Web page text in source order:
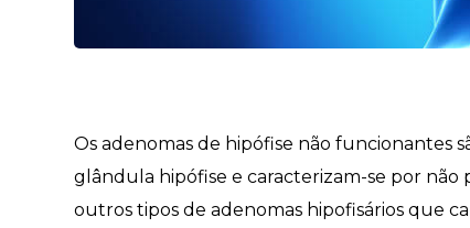
Os adenomas de hipófise não funcionantes
glândula hipófise e caracterizam-se por não
outros tipos de adenomas hipofisários que